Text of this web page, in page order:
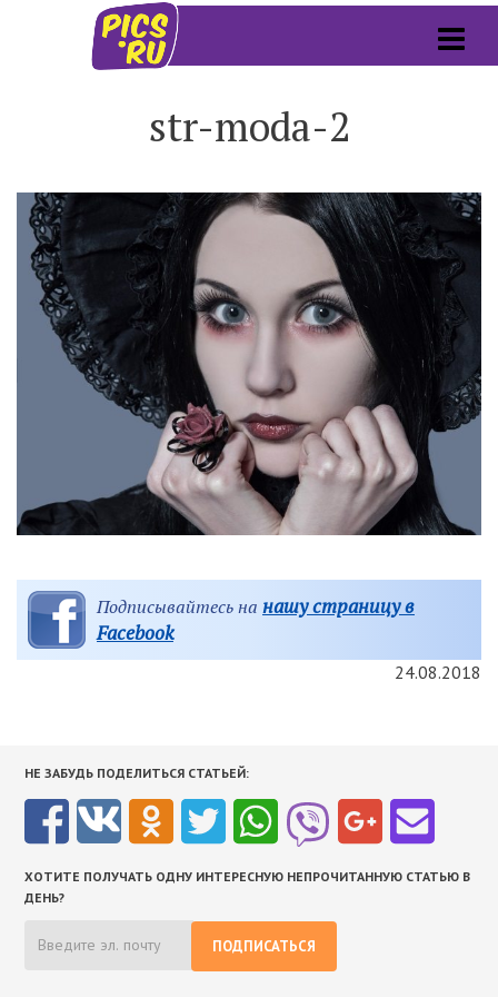
str-moda-2
Подписывайтесь на нашу страницу в
Facebook
24.08.2018
НЕ ЗАБУДЬ ПОДЕЛИТЬСЯ СТАТЬЕЙ:
ХОТИТЕ ПОЛУЧАТЬ ОДНУ ИНТЕРЕСНУЮ НЕПРОЧИТАННУЮ СТАТЬЮ В
ДЕНЬ?
ПОДПИСАТЬСЯ